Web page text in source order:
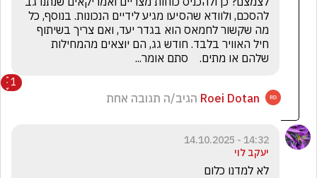
שלהם או מתים.    סתם אומר...
1
Roei Dotan הגיב/ה תגובה אחת
14:32 - 14.10.2025
יעקב לוי
לא למדנו כלום